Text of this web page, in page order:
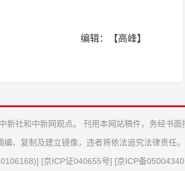
编辑：【高峰】
新社和中新网观点。 刊用本网站稿件，务经书面
、复制及建立镜像，违者将依法追究法律责任。
] [京ICP证040655号] [京ICP备05004340